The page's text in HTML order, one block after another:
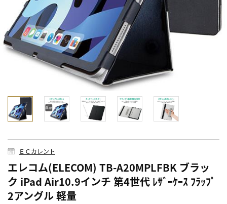
ＥＣカレント
エレコム(ELECOM) TB-A20MPLFBK ブラッ
ク iPad Air10.9インチ 第4世代 ﾚｻﾞｰｹｰｽ ﾌﾗｯﾌﾟ
2アングル 軽量